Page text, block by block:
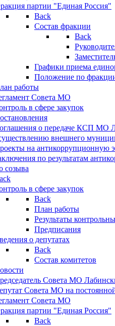
партии "Единая Россия"
Back
Состав фракции
Back
Графики приема
Положение по
работы
Совета МО
в сфере закупок
о передаче КСП МО
внешнего
на антикоррупционную
по результатам
созыва
в сфере закупок
Back
План работы
Результаты
Предписания
о депутатах
Back
Состав комитетов
Совета МО
Совета МО на
Совета МО
партии "Единая Россия"
Back